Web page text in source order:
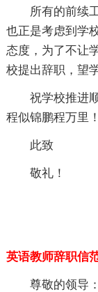
所有的前续
也正是考虑到学
态度，为了不让
校提出辞职，望
祝学校推进
程似锦鹏程万里！
此致
敬礼！
英语教师辞职信
尊敬的领导：